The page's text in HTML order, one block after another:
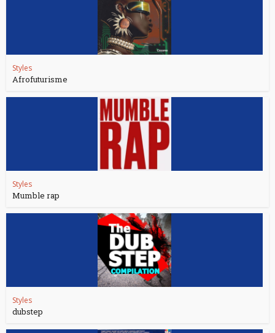
Styles
Afrofuturisme
Styles
Mumble rap
Styles
dubstep